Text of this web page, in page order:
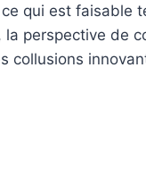
qui est faisable
la perspective de
collusions